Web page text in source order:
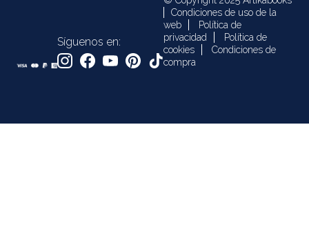
Síguenos en:
Condiciones de uso de la
web
Política de
privacidad
Política de
cookies
Condiciones de
compra